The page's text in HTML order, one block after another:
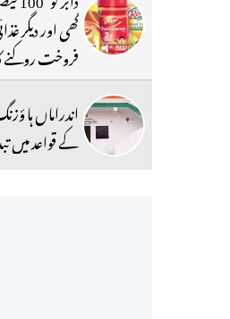
گھی اور دیگر
فروخت روکنے
اندراماں ہا
کے قواعد میں